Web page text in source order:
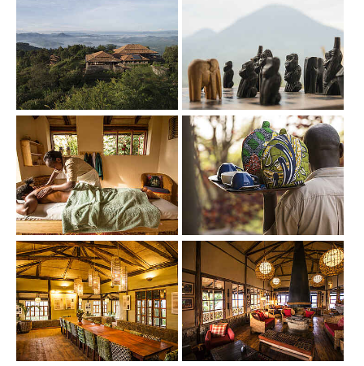
Show larger version Show larger version
Show larger version Show larger version